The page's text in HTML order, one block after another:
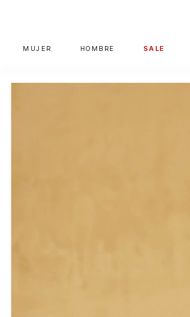
MUJER HOMBRE SALE